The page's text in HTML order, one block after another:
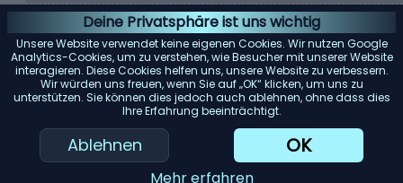
Deine Privatsphäre ist uns wichtig
Unsere Website verwendet keine eigenen Cookies. Wir nutzen Google
Analytics-Cookies, um zu verstehen, wie Besucher mit unserer Website
interagieren. Diese Cookies helfen uns, unsere Website zu verbessern.
Wir würden uns freuen, wenn Sie auf „OK“ klicken, um uns zu
unterstützen. Sie können dies jedoch auch ablehnen, ohne dass dies
Ihre Erfahrung beeinträchtigt.
Ablehnen OK
Mehr erfahren
Energieeffizienz: Achten Sie auf Geschirrspüler mit einer
Energy Star-Bewertung. Diese Modelle verbrauchen
weniger Wasser und Strom, was Ihnen langfristig Geld
spart.
Geräuschpegel: Geschirrspüler können laut sein. Wenn
Lärm ein Problem darstellt, suchen Sie nach Modellen mit
einem Dezibelwert von 45 oder darunter.
Reinigungsleistung:
Achten Sie auf Geschirrspüler mit